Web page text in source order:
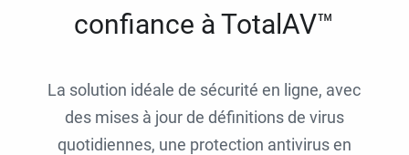
confiance à TotalAV™
La solution idéale de sécurité en ligne, avec
des mises à jour de définitions de virus
quotidiennes, une protection antivirus en